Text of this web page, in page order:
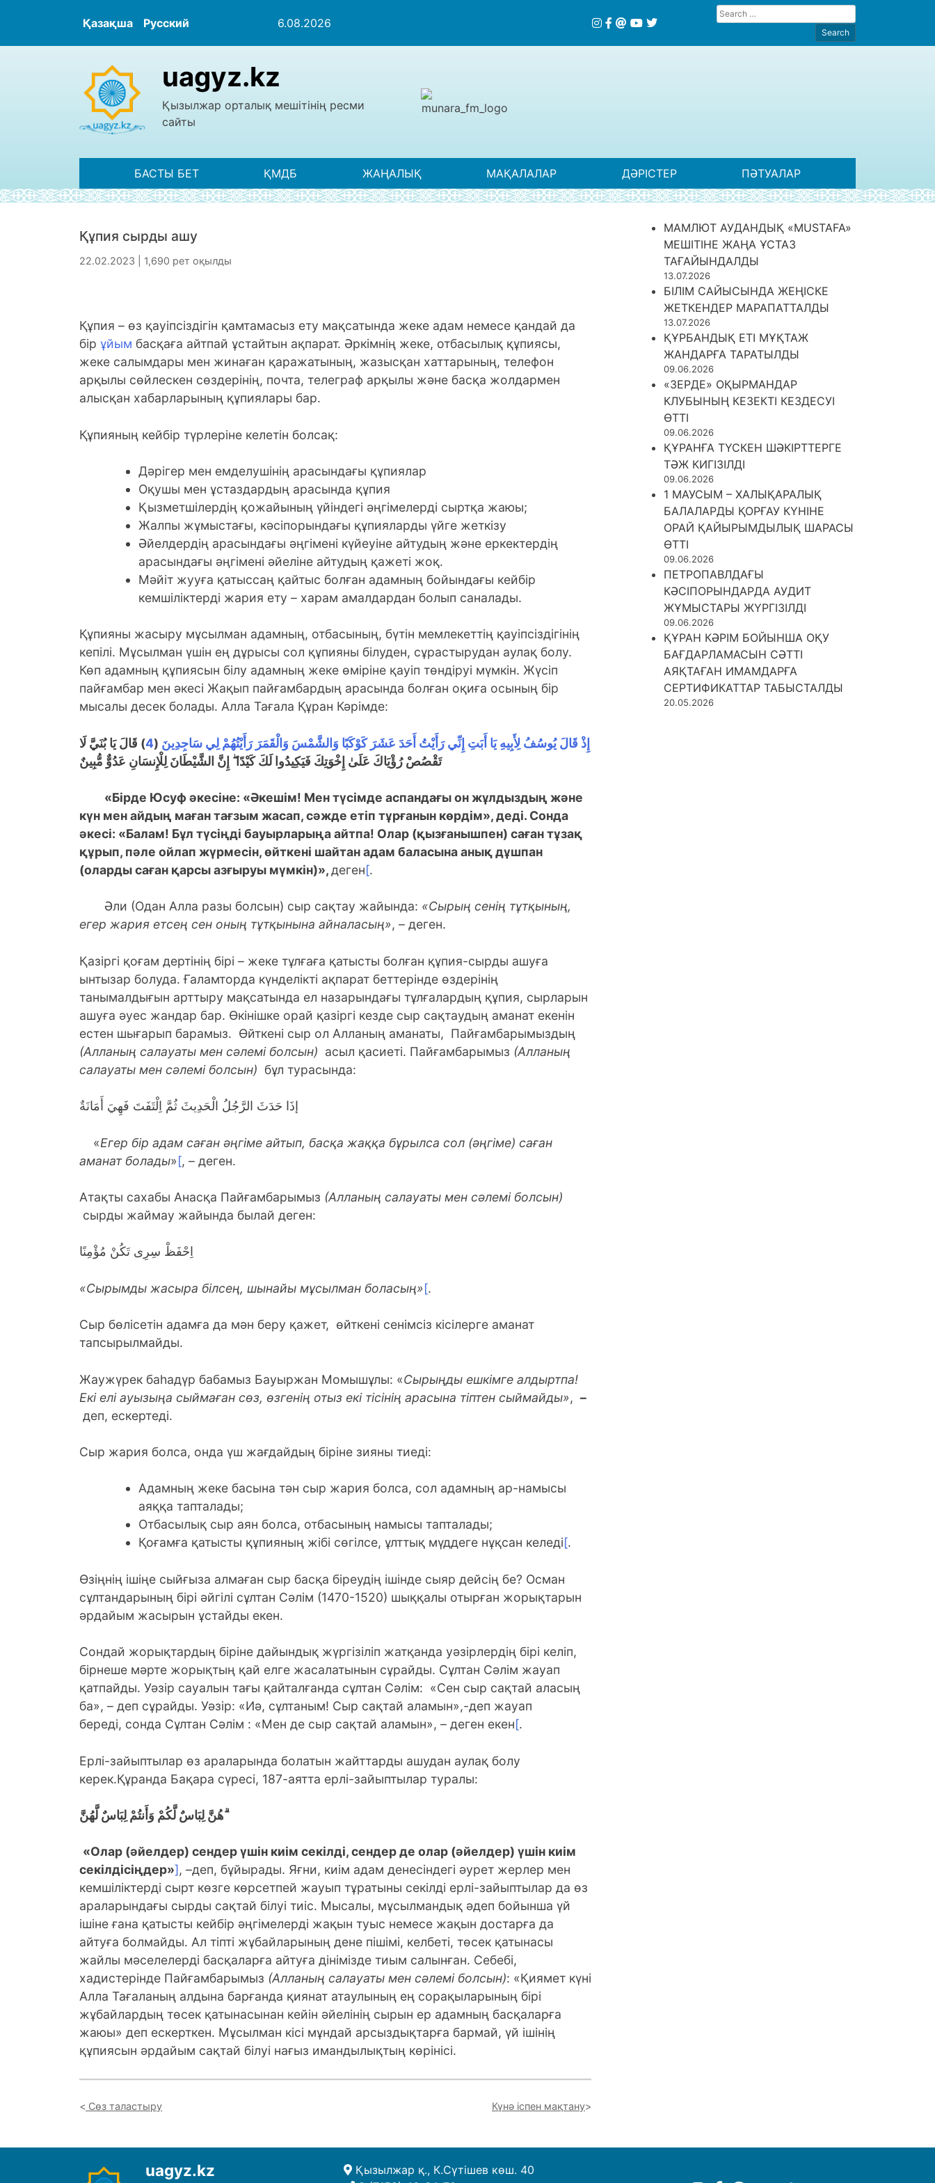
Қазақша Русский 6.08.2026
uagyz.kz
Қызылжар орталық мешітінің ресми
сайты
БАСТЫ БЕТ ҚМДБ ЖАҢАЛЫҚ МАҚАЛАЛАР ДӘРІСТЕР ПӘТУАЛАР
Құпия сырды ашу
22.02.2023 | 1,690 рет оқылды
Құпия – өз қауіпсіздігін қамтамасыз ету мақсатында жеке адам немесе қандай да
бір ұйым басқаға айтпай ұстайтын ақпарат. Әркімнің жеке, отбасылық құпиясы,
жеке салымдары мен жинаған қаражатының, жазысқан хаттарының, телефон
арқылы сөйлескен сөздерінің, почта, телеграф арқылы және басқа жолдармен
алысқан хабарларының құпиялары бар.
Құпияның кейбір түрлеріне келетін болсақ:
Дәрігер мен емделушінің арасындағы құпиялар
Оқушы мен ұстаздардың арасында құпия
Қызметшілердің қожайының үйіндегі әңгімелерді сыртқа жаюы;
Жалпы жұмыстағы, кәсіпорындағы құпияларды үйге жеткізу
Әйелдердің арасындағы әңгімені күйеуіне айтудың және еркектердің
арасындағы әңгімені әйеліне айтудың қажеті жоқ.
Мәйіт жууға қатыссаң қайтыс болған адамның бойындағы кейбір
кемшіліктерді жария ету – харам амалдардан болып саналады.
Құпияны жасыру мұсылман адамның, отбасының, бүтін мемлекеттің қауіпсіздігінің
кепілі. Мұсылман үшін ең дұрысы сол құпияны білуден, сұрастырудан аулақ болу.
Көп адамның құпиясын білу адамның жеке өміріне қауіп төндіруі мүмкін. Жүсіп
пайғамбар мен әкесі Жақып пайғамбардың арасында болған оқиға осының бір
мысалы десек болады. Алла Тағала Құран Кәрімде:
إِذْ قَالَ يُوسُفُ لِأَبِيهِ يَا أَبَتِ إِنِّي رَأَيْتُ أَحَدَ عَشَرَ كَوْكَبًا وَالشَّمْسَ وَالْقَمَرَ رَأَيْتُهُمْ لِي سَاجِدِينَ (
4
) قَالَ يَا بُنَيَّ لَا
تَقْصُصْ رُؤْيَاكَ عَلَىٰ إِخْوَتِكَ فَيَكِيدُوا لَكَ كَيْدًا ۖ إِنَّ الشَّيْطَانَ لِلْإِنسَانِ عَدُوٌّ مُّبِينٌ
«Бірде Юсуф әкесіне: «Әкешім! Мен түсімде аспандағы он жұлдыздың және
күн мен айдың маған тағзым жасап, сәжде етіп тұрғанын көрдім», деді. Сонда
әкесі: «Балам! Бұл түсіңді бауырларыңа айтпа! Олар (қызғанышпен) саған тұзақ
құрып, пәле ойлап жүрмесін, өйткені шайтан адам баласына анық дұшпан
(оларды саған қарсы азғыруы мүмкін)»,деген[.
Әли (Одан Алла разы болсын) сыр сақтау жайында: «Сырың сенің тұтқының,
егер жария етсең сен оның тұтқынына айналасың», – деген.
Қазіргі қоғам дертінің бірі – жеке тұлғаға қатысты болған құпия-сырды ашуға
ынтызар болуда. Ғаламторда күнделікті ақпарат беттерінде өздерінің
танымалдығын арттыру мақсатында ел назарындағы тұлғалардың құпия, сырларын
ашуға әуес жандар бар. Өкінішке орай қазіргі кезде сыр сақтаудың аманат екенін
естен шығарып барамыз. Өйткені сыр ол Алланың аманаты, Пайғамбарымыздың
(Алланың салауаты мен сәлемі болсын) асыл қасиеті. Пайғамбарымыз (Алланың
салауаты мен сәлемі болсын) бұл турасында:
إذَا حَدَثَ الرَّجُلُ الْحَدِيثَ ثُمَّ اِلْتَفَتَ فَهِيَ أَمَانَةٌ
«Егер бір адам саған әңгіме айтып, басқа жаққа бұрылса сол (әңгіме) саған
аманат болады»[, – деген.
Атақты сахабы Анасқа Пайғамбарымыз (Алланың салауаты мен сәлемі болсын)
сырды жаймау жайында былай деген:
اِحْفَظْ سِرِى تَكُنْ مُؤْمِنًا
«Сырымды жасыра білсең, шынайы мұсылман боласың»[.
Сыр бөлісетін адамға да мән беру қажет, өйткені сенімсіз кісілерге аманат
тапсырылмайды.
Жаужүрек баһадүр бабамыз Бауыржан Момышұлы: «Сырыңды ешкімге алдыртпа!
Екі елі ауызыңа сыймаған сөз, өзгенің отыз екі тісінің арасына тіптен сыймайды», –
деп, ескертеді.
Сыр жария болса, онда үш жағдайдың біріне зияны тиеді:
Адамның жеке басына тән сыр жария болса, сол адамның ар-намысы
аяққа тапталады;
Отбасылық сыр аян болса, отбасының намысы тапталады;
Қоғамға қатысты құпияның жібі сөгілсе, ұлттық мүддеге нұқсан келеді[.
Өзіңнің ішіңе сыйғыза алмаған сыр басқа біреудің ішінде сыяр дейсің бе? Осман
сұлтандарының бірі әйгілі сұлтан Сәлім (1470-1520) шыққалы отырған жорықтарын
әрдайым жасырын ұстайды екен.
Сондай жорықтардың біріне дайындық жүргізіліп жатқанда уәзірлердің бірі келіп,
бірнеше мәрте жорықтың қай елге жасалатынын сұрайды. Сұлтан Сәлім жауап
қатпайды. Уәзір сауалын тағы қайталғанда сұлтан Сәлім: «Сен сыр сақтай аласың
ба», – деп сұрайды. Уәзір: «Иә, сұлтаным! Сыр сақтай аламын»,-деп жауап
береді, сонда Сұлтан Сәлім : «Мен де сыр сақтай аламын», – деген екен[.
Ерлі-зайыптылар өз араларында болатын жайттарды ашудан аулақ болу
керек.Құранда Бақара сүресі, 187-аятта ерлі-зайыптылар туралы:
هُنَّ لِبَاسٌ لَّكُمْ وَأَنتُمْ لِبَاسٌ لَّهُنَّ ۗ
«Олар (әйелдер) сендер үшін киім секілді, сендер де олар (әйелдер) үшін киім
секілдісіңдер»], –деп, бұйырады. Яғни, киім адам денесіндегі әурет жерлер мен
кемшіліктерді сырт көзге көрсетпей жауып тұратыны секілді ерлі-зайыптылар да өз
араларындағы сырды сақтай білуі тиіс. Мысалы, мұсылмандық әдеп бойынша үй
ішіне ғана қатысты кейбір әңгімелерді жақын туыс немесе жақын достарға да
айтуға болмайды. Ал тіпті жұбайларының дене пішімі, келбеті, төсек қатынасы
жайлы мәселелерді басқаларға айтуға дінімізде тиым салынған. Себебі,
хадистерінде Пайғамбарымыз (Алланың салауаты мен сәлемі болсын): «Қиямет күні
Алла Тағаланың алдына барғанда қиянат атаулының ең сорақыларының бірі
жұбайлардың төсек қатынасынан кейін әйелінің сырын ер адамның басқаларға
жаюы» деп ескерткен. Мұсылман кісі мұндай арсыздықтарға бармай, үй ішінің
құпиясын әрдайым сақтай білуі нағыз имандылықтың көрінісі.
Сөз таластыру Күнә іспен мақтану
МАМЛЮТ АУДАНДЫҚ «MUSTAFA»
МЕШІТІНЕ ЖАҢА ҰСТАЗ
ТАҒАЙЫНДАЛДЫ
13.07.2026
БІЛІМ САЙЫСЫНДА ЖЕҢІСКЕ
ЖЕТКЕНДЕР МАРАПАТТАЛДЫ
13.07.2026
ҚҰРБАНДЫҚ ЕТІ МҰҚТАЖ
ЖАНДАРҒА ТАРАТЫЛДЫ
09.06.2026
«ЗЕРДЕ» ОҚЫРМАНДАР
КЛУБЫНЫҢ КЕЗЕКТІ КЕЗДЕСУІ
ӨТТІ
09.06.2026
ҚҰРАНҒА ТҮСКЕН ШӘКІРТТЕРГЕ
ТӘЖ КИГІЗІЛДІ
09.06.2026
1 МАУСЫМ – ХАЛЫҚАРАЛЫҚ
БАЛАЛАРДЫ ҚОРҒАУ КҮНІНЕ
ОРАЙ ҚАЙЫРЫМДЫЛЫҚ ШАРАСЫ
ӨТТІ
09.06.2026
ПЕТРОПАВЛДАҒЫ
КӘСІПОРЫНДАРДА АУДИТ
ЖҰМЫСТАРЫ ЖҮРГІЗІЛДІ
09.06.2026
ҚҰРАН КӘРІМ БОЙЫНША ОҚУ
БАҒДАРЛАМАСЫН СӘТТІ
АЯҚТАҒАН ИМАМДАРҒА
СЕРТИФИКАТТАР ТАБЫСТАЛДЫ
20.05.2026
uagyz.kz
Қызылжар қ., К.Сүтішев көш. 40